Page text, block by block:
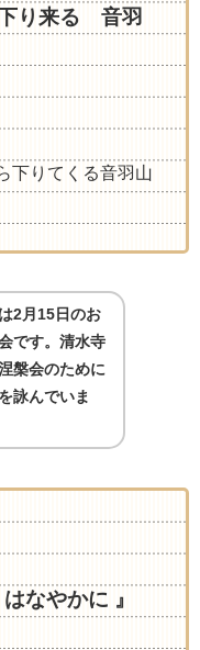
り来る 音羽
下りてくる音羽山
2 月 15 日のお
です。清水寺
槃会のために
詠んでいま
なやかに 』